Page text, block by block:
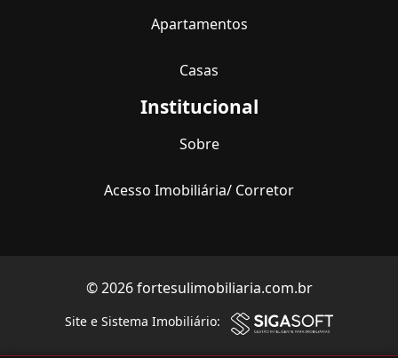
Apartamentos
Casas
Institucional
Sobre
Acesso Imobiliária/ Corretor
© 2026 fortesulimobiliaria.com.br
Site e Sistema Imobiliário: